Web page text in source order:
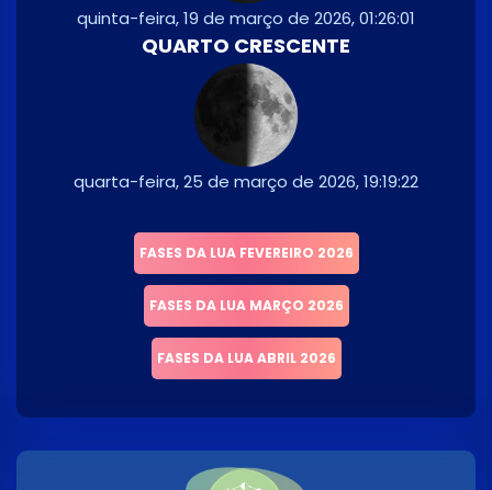
quinta-feira, 19 de março de 2026, 01:26:01
QUARTO CRESCENTE
quarta-feira, 25 de março de 2026, 19:19:22
FASES DA LUA FEVEREIRO 2026
FASES DA LUA MARÇO 2026
FASES DA LUA ABRIL 2026